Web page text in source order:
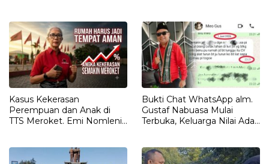
Kasus Kekerasan
Perempuan dan Anak di
TTS Meroket. Emi Nomleni :
Bukti Chat WhatsApp alm.
Gustaf Nabuasa Mulai
Terbuka, Keluarga Nilai Ada